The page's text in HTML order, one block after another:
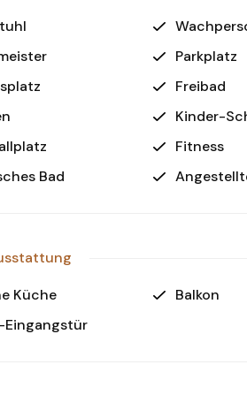
Zuhause wartet – Jetzt
die Gelegenheit und sichern Sie
Parkplatz
Freibad
Kinder-
Fitness
Bad
Küche
Balkon
Eingangstür